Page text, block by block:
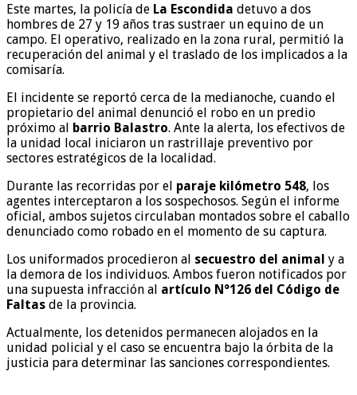
Este martes, la policía de La Escondida detuvo a dos
hombres de 27 y 19 años tras sustraer un equino de un
campo. El operativo, realizado en la zona rural, permitió la
recuperación del animal y el traslado de los implicados a la
comisaría.
El incidente se reportó cerca de la medianoche, cuando el
propietario del animal denunció el robo en un predio
próximo al barrio Balastro. Ante la alerta, los efectivos de
la unidad local iniciaron un rastrillaje preventivo por
sectores estratégicos de la localidad.
Durante las recorridas por el paraje kilómetro 548, los
agentes interceptaron a los sospechosos. Según el informe
oficial, ambos sujetos circulaban montados sobre el caballo
denunciado como robado en el momento de su captura.
Los uniformados procedieron al secuestro del animal y a
la demora de los individuos. Ambos fueron notificados por
una supuesta infracción al artículo N°126 del Código de
Faltas de la provincia.
Actualmente, los detenidos permanecen alojados en la
unidad policial y el caso se encuentra bajo la órbita de la
justicia para determinar las sanciones correspondientes.